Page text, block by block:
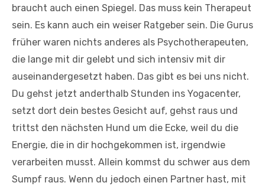
braucht auch einen Spiegel. Das muss kein Therapeut
sein. Es kann auch ein weiser Ratgeber sein. Die Gurus
früher waren nichts anderes als Psychotherapeuten,
die lange mit dir gelebt und sich intensiv mit dir
auseinandergesetzt haben. Das gibt es bei uns nicht.
Du gehst jetzt anderthalb Stunden ins Yogacenter,
setzt dort dein bestes Gesicht auf, gehst raus und
trittst den nächsten Hund um die Ecke, weil du die
Energie, die in dir hochgekommen ist, irgendwie
verarbeiten musst. Allein kommst du schwer aus dem
Sumpf raus. Wenn du jedoch einen Partner hast, mit